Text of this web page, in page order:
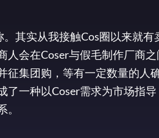
其实从我接触Cos圈以来就
人会在Coser与假毛制作厂商
征集团购，等有一定数量的
了一种以Coser需求为市场指